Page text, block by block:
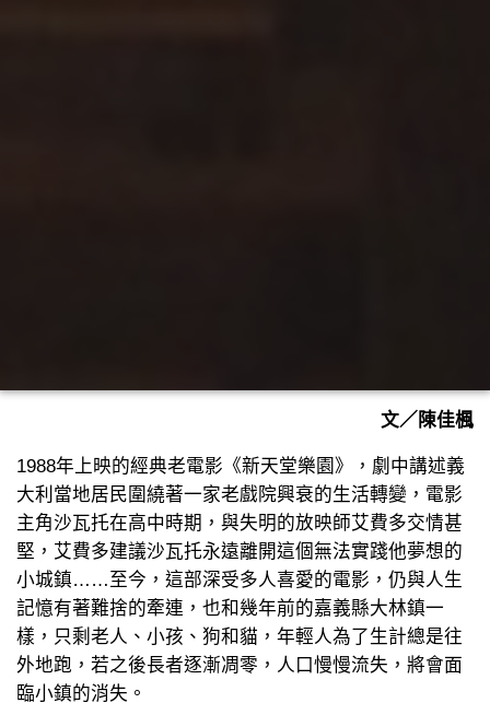
文／陳佳楓
1988年上映的經典老電影《新天堂樂園》，劇中講述義
大利當地居民圍繞著一家老戲院興衰的生活轉變，電影
主角沙瓦托在高中時期，與失明的放映師艾費多交情甚
堅，艾費多建議沙瓦托永遠離開這個無法實踐他夢想的
小城鎮……至今，這部深受多人喜愛的電影，仍與人生
記憶有著難捨的牽連，也和幾年前的嘉義縣大林鎮一
樣，只剩老人、小孩、狗和貓，年輕人為了生計總是往
外地跑，若之後長者逐漸凋零，人口慢慢流失，將會面
臨小鎮的消失。